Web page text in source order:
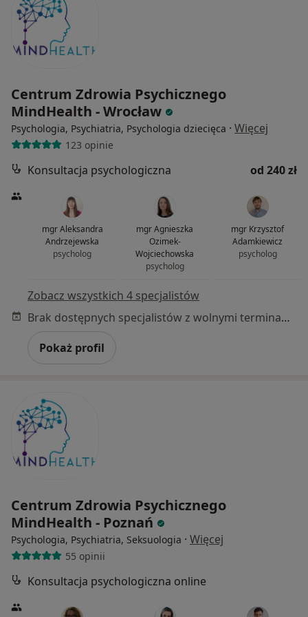
Centrum Zdrowia Psychicznego
MindHealth - Wrocław
Psychologia, Psychiatria, Psychologia dziecięca · Więcej
123 opinie
Konsultacja psychologiczna od 240 zł
mgr Aleksandra
Andrzejewska
psycholog
mgr Agnieszka
Ozimek-
Wojciechowska
psycholog
mgr Krzysztof
Adamkiewicz
psycholog
Zobacz wszystkich 4 specjalistów
Brak dostępnych specjalistów z wolnymi terminami w tym centrum medycznym.
Pokaż profil
Centrum Zdrowia Psychicznego
MindHealth - Poznań
Psychologia, Psychiatria, Seksuologia · Więcej
55 opinii
Konsultacja psychologiczna online